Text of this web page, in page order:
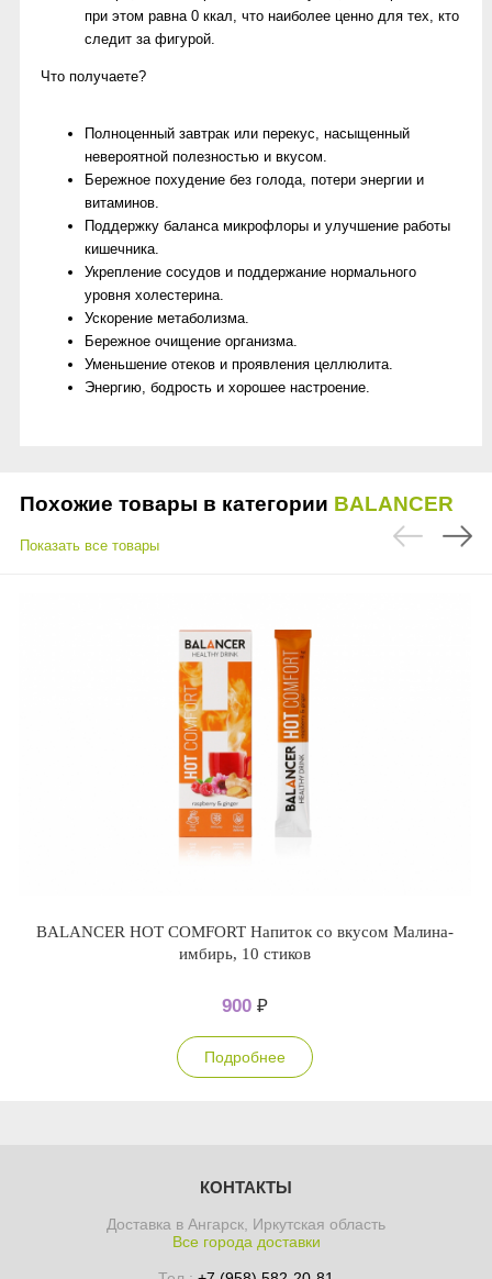
при этом равна 0 ккал, что наиболее ценно для тех, кто
следит за фигурой.
Что получаете?
Полноценный завтрак или перекус, насыщенный
невероятной полезностью и вкусом.
Бережное похудение без голода, потери энергии и
витаминов.
Поддержку баланса микрофлоры и улучшение работы
кишечника.
Укрепление сосудов и поддержание нормального
уровня холестерина.
Ускорение метаболизма.
Бережное очищение организма.
Уменьшение отеков и проявления целлюлита.
Энергию, бодрость и хорошее настроение.
Похожие товары в категории BALANCER
Показать все товары
BALANCER HOT COMFORT Напиток со вкусом Малина-
имбирь, 10 стиков
900 ₽
Подробнее
КОНТАКТЫ
Доставка в Ангарск, Иркутская область
Все города доставки